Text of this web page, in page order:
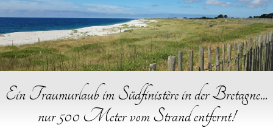
Ein Traumurlaub im Südfinistère in der Bretagne...
nur 500 Meter vom Strand entfernt!